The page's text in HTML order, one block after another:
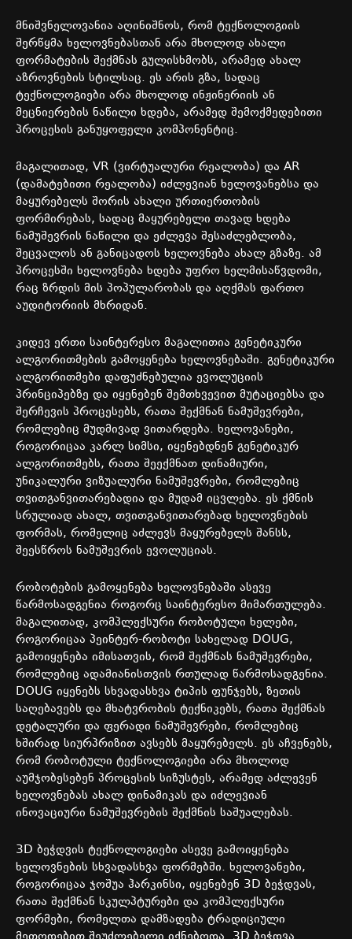
მნიშვნელოვანია აღინიშნოს, რომ ტექნოლოგიის
შერწყმა ხელოვნებასთან არა მხოლოდ ახალი
ფორმატების შექმნას გულისხმობს, არამედ ახალ
აზროვნების სტილსაც. ეს არის გზა, სადაც
ტექნოლოგიები არა მხოლოდ ინჟინერიის ან
მეცნიერების ნაწილი ხდება, არამედ შემოქმედებითი
პროცესის განუყოფელი კომპონენტიც.
მაგალითად, VR (ვირტუალური რეალობა) და AR
(დამატებითი რეალობა) იძლევიან ხელოვანებსა და
მაყურებელს შორის ახალი ურთიერთობის
ფორმირებას, სადაც მაყურებელი თავად ხდება
ნამუშევრის ნაწილი და ეძლევა შესაძლებლობა,
შეცვალოს ან განიცადოს ხელოვნება ახალ გზაზე. ამ
პროცესში ხელოვნება ხდება უფრო ხელმისაწვდომი,
რაც ზრდის მის პოპულარობას და აღქმას ფართო
აუდიტორიის მხრიდან.
კიდევ ერთი საინტერესო მაგალითია გენეტიკური
ალგორითმების გამოყენება ხელოვნებაში. გენეტიკური
ალგორითმები დაფუძნებულია ევოლუციის
პრინციპებზე და იყენებენ შემთხვევით მუტაციებსა და
შერჩევის პროცესებს, რათა შექმნან ნამუშევრები,
რომლებიც მუდმივად ვითარდება. ხელოვანები,
როგორიცაა კარლ სიმსი, იყენებდნენ გენეტიკურ
ალგორითმებს, რათა შეექმნათ დინამიური,
უნიკალური ვიზუალური ნამუშევრები, რომლებიც
თვითგანვითარებადია და მუდამ იცვლება. ეს ქმნის
სრულიად ახალ, თვითგანვითარებად ხელოვნების
ფორმას, რომელიც აძლევს მაყურებელს შანსს,
შეესწროს ნამუშევრის ევოლუციას.
რობოტების გამოყენება ხელოვნებაში ასევე
წარმოსადგენია როგორც საინტერესო მიმართულება.
მაგალითად, კომპლექსური რობოტული ხელები,
როგორიცაა პეინტერ-რობოტი სახელად DOUG,
გამოიყენება იმისათვის, რომ შექმნას ნამუშევრები,
რომლებიც ადამიანისთვის რთულად წარმოსადგენია.
DOUG იყენებს სხვადასხვა ტიპის ფუნჯებს, ზეთის
საღებავებს და მხატვრობის ტექნიკებს, რათა შექმნას
დეტალური და ფერადი ნამუშევრები, რომლებიც
ხშირად სიურპრიზით ავსებს მაყურებელს. ეს აჩვენებს,
რომ რობოტული ტექნოლოგიები არა მხოლოდ
აუმჯობესებენ პროცესის სიზუსტეს, არამედ აძლევენ
ხელოვნებას ახალ დინამიკას და იძლევიან
ინოვაციური ნამუშევრების შექმნის საშუალებას.
3D ბეჭდვის ტექნოლოგიები ასევე გამოიყენება
ხელოვნების სხვადასხვა ფორმებში. ხელოვანები,
როგორიცაა ჯოშუა ჰარკინსი, იყენებენ 3D ბეჭდვას,
რათა შექმნან სკულპტურები და კომპლექსური
ფორმები, რომელთა დამზადება ტრადიციული